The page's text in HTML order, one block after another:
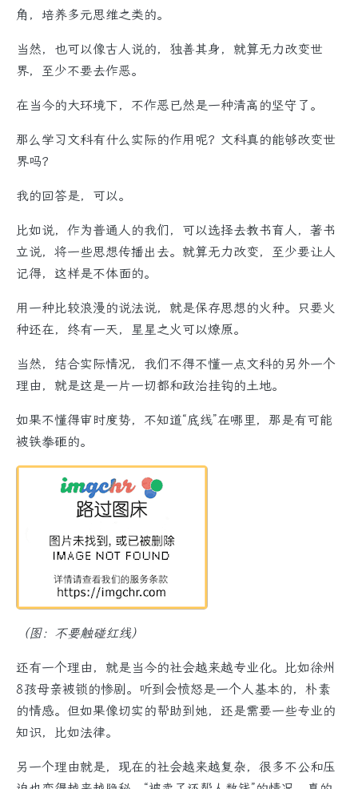
角，培养多元思维之类的。
当然，也可以像古人说的，独善其身，就算无力改变世
界，至少不要去作恶。
在当今的大环境下，不作恶已然是一种清高的坚守了。
那么学习文科有什么实际的作用呢？文科真的能够改变世
界吗？
我的回答是，可以。
比如说，作为普通人的我们，可以选择去教书育人，著书
立说，将一些思想传播出去。就算无力改变，至少要让人
记得，这样是不体面的。
用一种比较浪漫的说法说，就是保存思想的火种。只要火
种还在，终有一天，星星之火可以燎原。
当然，结合实际情况，我们不得不懂一点文科的另外一个
理由，就是这是一片一切都和政治挂钩的土地。
如果不懂得审时度势，不知道“底线”在哪里，那是有可能
被铁拳砸的。
（图：不要触碰红线）
还有一个理由，就是当今的社会越来越专业化。比如徐州
8孩母亲被锁的惨剧。听到会愤怒是一个人基本的，朴素
的情感。但如果像切实的帮助到她，还是需要一些专业的
知识，比如法律。
另一个理由就是，现在的社会越来越复杂，很多不公和压